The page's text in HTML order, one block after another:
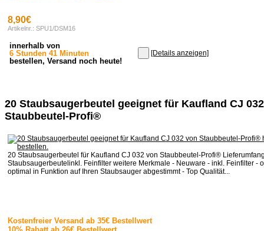
8,90€
Artikelnr.: SPU1/DSM16
innerhalb von
6 Stunden 41 Minuten
bestellen, Versand noch heute!
[Details anzeigen]
20 Staubsaugerbeutel geeignet für Kaufland CJ
Staubbeutel-Profi®
20 Staubsaugerbeutel für Kaufland CJ 032 von Staubbeutel-Profi®
Staubsaugerbeutelinkl. Feinfilter weitere Merkmale - Neuware - inkl. Feinfilter -
optimal in Funktion auf Ihren Staubsauger abgestimmt - Top Qualität...
Kostenfreier Versand ab 35€ Bestellwert